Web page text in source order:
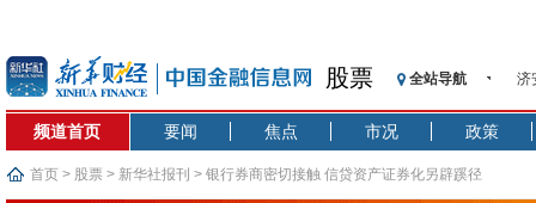
股票 全站导航
【
记
频道首页 要闻 焦点 市况 政策
首页 > 股票 > 新华社报刊 > 银行券商密切接触 信贷资产证券化另辟蹊径